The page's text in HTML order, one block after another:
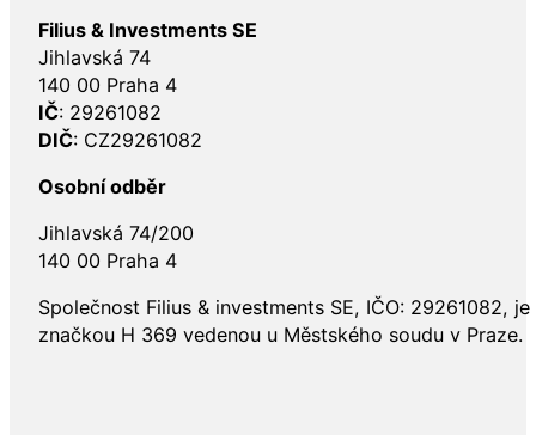
Filius & Investments SE
Jihlavská 74
140 00 Praha 4
IČ: 29261082
DIČ: CZ29261082
Osobní odběr
Jihlavská 74/200
140 00 Praha 4
Společnost Filius & investments SE, IČO: 29261082,
značkou H 369 vedenou u Městského soudu v Praze.